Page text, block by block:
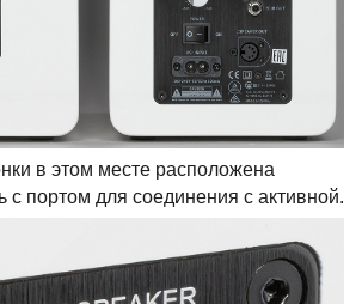
в этом месте расположена
с портом для соединения с активной.